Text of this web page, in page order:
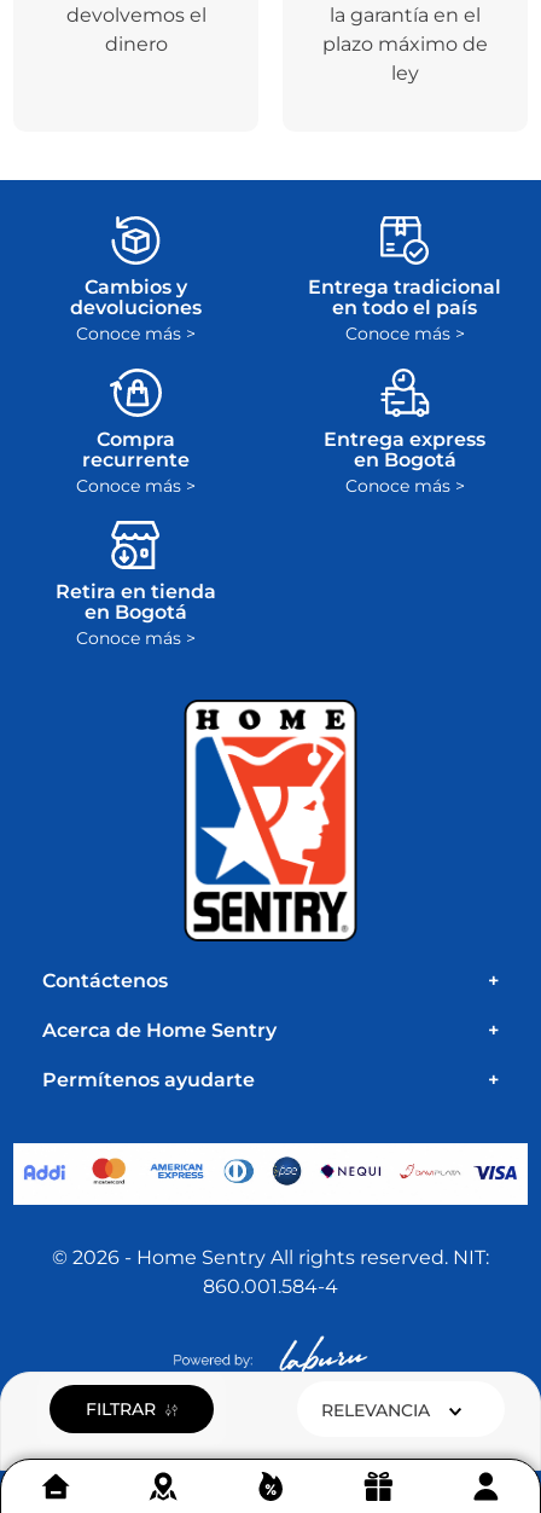
FILTRAR RELEVANCIA
devolvemos el
dinero
la garantía en el
plazo máximo de
ley
Cambios y
devoluciones
Conoce más >
Entrega tradicional
en todo el país
Conoce más >
Compra
recurrente
Conoce más >
Entrega express
en Bogotá
Conoce más >
Retira en tienda
en Bogotá
Conoce más >
Contáctenos +
Acerca de Home Sentry +
Permítenos ayudarte +
© 2026 - Home Sentry All rights reserved. NIT:
860.001.584-4